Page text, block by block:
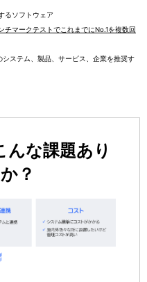
るソフトウェア
チマークテストでこれまでにNo.1を複数回
ステム、製品、サービス、企業を推奨す
んな課題あり
？